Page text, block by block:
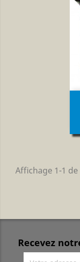
Affichage 1-1
Recevez